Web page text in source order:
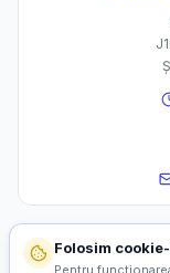
Folosim
Pentru